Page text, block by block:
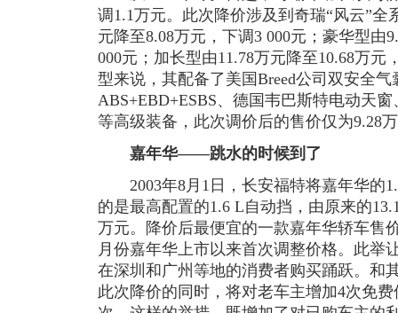
调1.1万元。此次降价涉及到奇瑞“风云”全
元降至8.08万元，下调3 000元；豪华型由
000元；加长型由11.78万元降至10.68万
型来说，其配备了美国Breed公司双安全
ABS+EBD+ESBS、德国韦巴斯特电动天
等高级装备，此次调价后的售价仅为9.28
嘉年华——跳水的时候到了
2003年8月1日，长安福特将嘉年华的
的是最高配置的1.6 L自动挡，由原来的
万元。降价后最便宜的一款嘉年华轿车售
月份嘉年华上市以来首次调整价格。此举
在深圳和广州等地的消费者购买踊跃。和
此次降价的同时，将对老车主增加4次免